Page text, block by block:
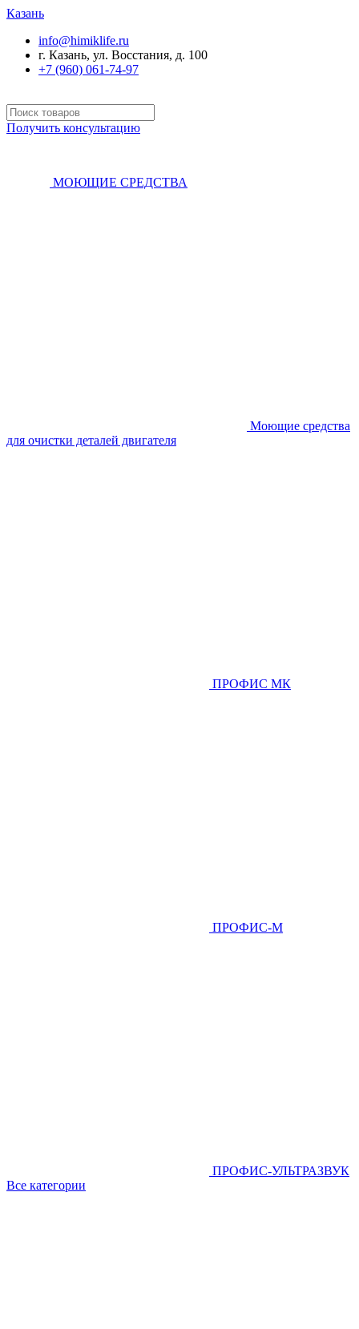
Казань
info@himiklife.ru
г. Казань, ул. Восстания, д. 100
+7 (960) 061-74-97
Получить консультацию
МОЮЩИЕ СРЕДСТВА
Моющие средства
для очистки деталей двигателя
ПРОФИС МК
ПРОФИС-М
ПРОФИС-УЛЬТРАЗВУК
Все категории